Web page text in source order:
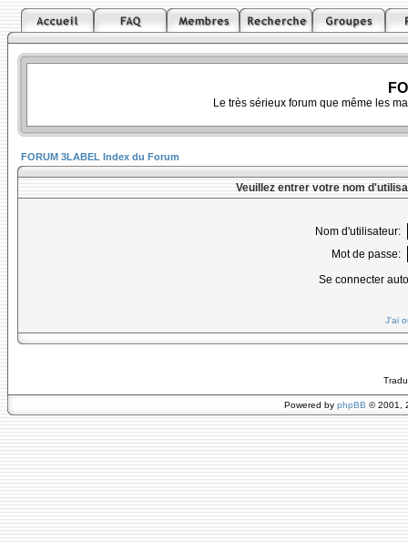
Le très sérieux forum que même les
FORUM 3LABEL Index du Forum
Veuillez entrer votre nom
Nom d'utilisateur:
Mot de passe:
Se connecter
J'ai
Powered by phpBB © 2001,